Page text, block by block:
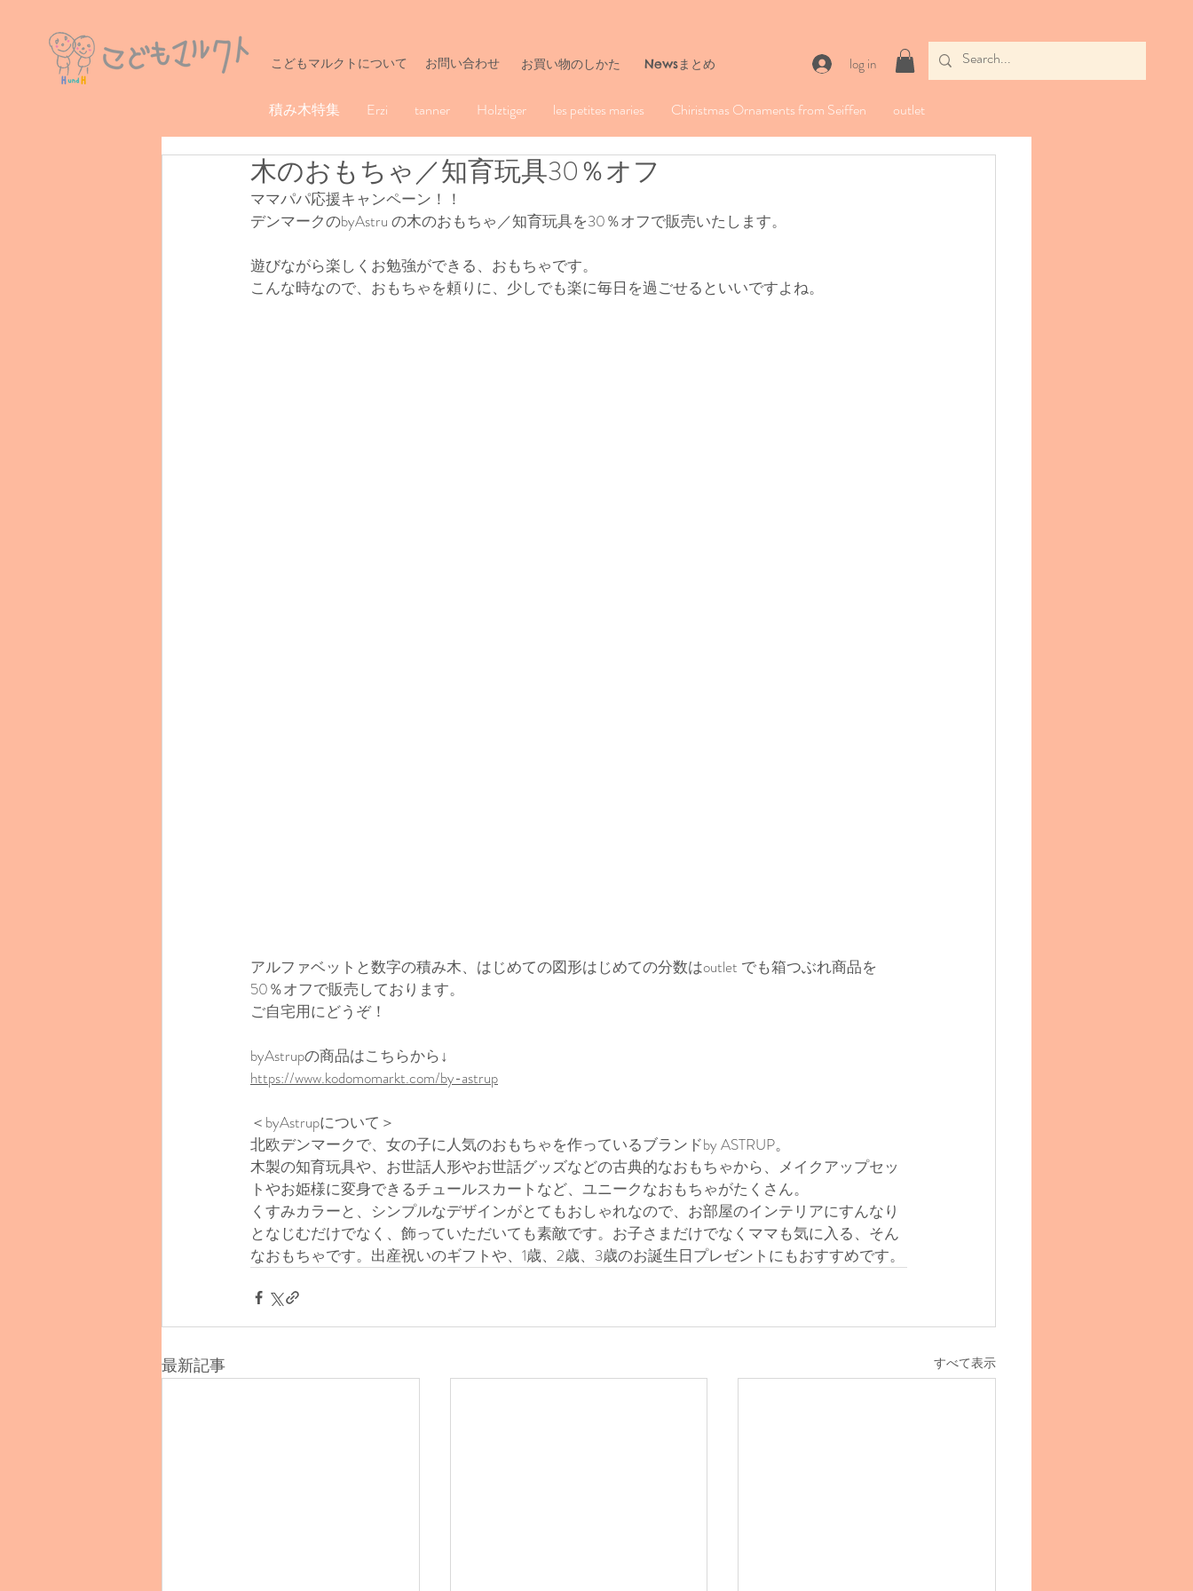
こどもマルクトについて お問い合わせ ​お買い物のしかた Newsまとめ log in
積み木特集 Erzi tanner Holztiger les petites maries Chiristmas Ornaments from Seiffen outlet
木のおもちゃ／知育玩具30％オフ
ママパパ応援キャンペーン！！
デンマークのbyAstru の木のおもちゃ／知育玩具を30％オフで販売いたします。
遊びながら楽しくお勉強ができる、おもちゃです。
こんな時なので、おもちゃを頼りに、少しでも楽に毎日を過ごせるといいですよね。
アルファベットと数字の積み木、はじめての図形はじめての分数はoutlet でも箱つぶれ商品を
50％オフで販売しております。
ご自宅用にどうぞ！
byAstrupの商品はこちらから↓
https://www.kodomomarkt.com/by-astrup
＜byAstrupについて＞
北欧デンマークで、女の子に人気のおもちゃを作っているブランドby ASTRUP。
木製の知育玩具や、お世話人形やお世話グッズなどの古典的なおもちゃから、メイクアップセッ
トやお姫様に変身できるチュールスカートなど、ユニークなおもちゃがたくさん。
くすみカラーと、シンプルなデザインがとてもおしゃれなので、お部屋のインテリアにすんなり
となじむだけでなく、飾っていただいても素敵です。お子さまだけでなくママも気に入る、そん
なおもちゃです。出産祝いのギフトや、1歳、2歳、3歳のお誕生日プレゼントにもおすすめです。
最新記事 すべて表示